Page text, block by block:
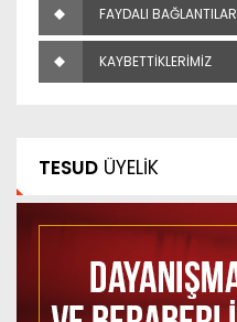
FAYDALI BAĞLANTILAR
KAYBETTİKLERİMİZ
TESUD ÜYELİK